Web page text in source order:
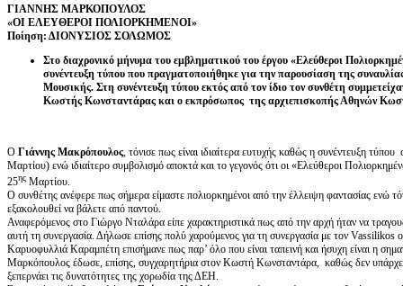
ΓΙΑΝΝΗΣ ΜΑΡΚΟΠΟΥΛΟΣ
«ΟΙ ΕΛΕΥΘΕΡΟΙ ΠΟΛΙΟΡΚΗΜΕΝΟΙ»
Ποίηση: ΔΙΟΝΥΣΙΟΣ ΣΟΛΩΜΟΣ
Στο διαχρονικό μήνυμα του εμβληματικού του έργου «Ελεύθεροι
συνέντευξη τύπου που πραγματοποιήθηκε για την παρουσίαση της
Μουσικής. Στη συνέντευξη τύπου εκτός από τον ίδιο τον συνθέτη
Κωστής Κωνσταντάρας και ο εκπρόσωπος της αρχιεπισκοπής Αθηνών
Ο Γιάννης Μακρόπουλος, τόνισε πως είναι ιδιαίτερα ευτυχής καθώς η συνέντευξη
Μαρτίου) ενώ ιδιαίτερο συμβολισμό αποκτά και το γεγονός ότι οι «Ελεύθεροι
25ης Μαρτίου.
Ο συνθέτης ανέφερε πως σήμερα είμαστε πολιορκημένοι από την έλλειψη φαντασίας ενώ
εξακολουθεί να βάλετε από παντού.
Αναφερόμενος στο Γιώργο Νταλάρα είπε χαρακτηριστικά πως από την αρχή ήταν να
αυτή τη συνεργασία. Δήλωσε επίσης πολύ χαρούμενος για τη συνεργασία με τον Vassilikos
Καρυοφυλλιά Καραμπέτη επισήμανε πως παρ’ όλο που είναι ταπεινή και ήσυχη είναι η
Μαρκόπουλος έδωσε, επίσης, συγχαρητήρια στον Κωστή Κωνσταντάρα, καθώς δεν
ξεπερνάει τις δυνατότητες της χορωδία της ΔΕΗ.